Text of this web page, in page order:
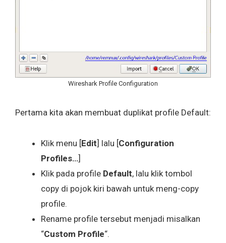
Wireshark Profile Configuration
Pertama kita akan membuat duplikat profile Default:
Klik menu [Edit] lalu [Configuration
Profiles…]
Klik pada profile Default, lalu klik tombol
copy di pojok kiri bawah untuk meng-copy
profile.
Rename profile tersebut menjadi misalkan
“Custom Profile“.